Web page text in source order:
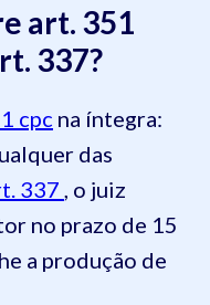
art. 351
337?
cpc na íntegra:
das
337 , o juiz
no prazo de 15
a produção de